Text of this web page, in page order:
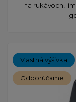
na rukávoch,
Vlastná výšivka
Odporúčame